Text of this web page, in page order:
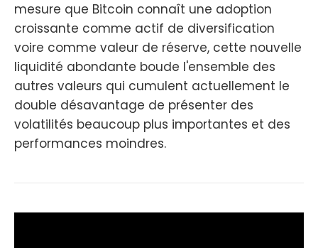
mesure que Bitcoin connaît une adoption
croissante comme actif de diversification
voire comme valeur de réserve, cette nouvelle
liquidité abondante boude l'ensemble des
autres valeurs qui cumulent actuellement le
double désavantage de présenter des
volatilités beaucoup plus importantes et des
performances moindres.